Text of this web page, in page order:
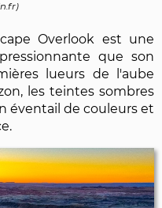
Overlook est une
que son
lueurs de l'aube
les teintes sombres
éventail de couleurs et